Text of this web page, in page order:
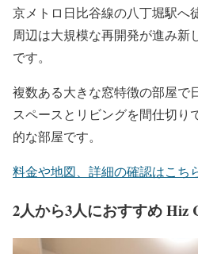
京メトロ日比谷線の八丁堀駅へ
周辺は大規模な再開発が進み新
です。
複数ある大きな窓特徴の部屋で
スペースとリビングを間仕切り
的な部屋です。
料金や地図、詳細の確認はこち
2人から3人におすすめ Hiz